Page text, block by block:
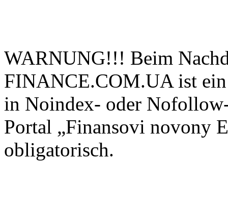
WARNUNG!!! Beim
FINANCE.COM.UA ist
in Noindex- oder
Portal „Finansovi novony
obligatorisch.